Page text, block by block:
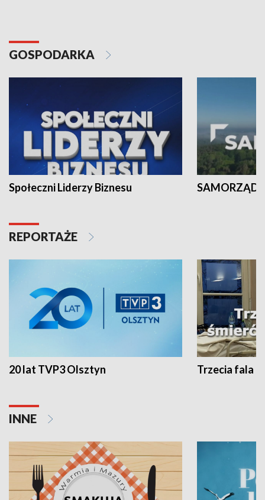
GOSPODARKA
Społeczni Liderzy Biznesu SAMORZĄD
REPORTAŻE
20 lat TVP3 Olsztyn Trzecia fala -
INNE